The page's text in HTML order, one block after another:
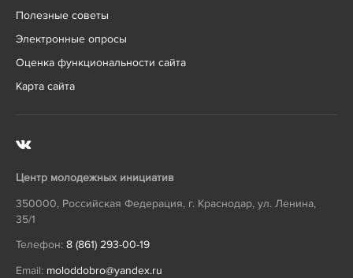
Полезные советы
Электронные опросы
Оценка функциональности сайта
Карта сайта
Центр молодежных инициатив
350000, Российская Федерация, г. Краснодар, ул. Ленина,
35/1
Телефон: 8 (861) 293-00-19
Email: moloddobro@yandex.ru